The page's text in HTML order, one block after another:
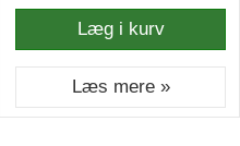
Læg i kurv
Læs mere »